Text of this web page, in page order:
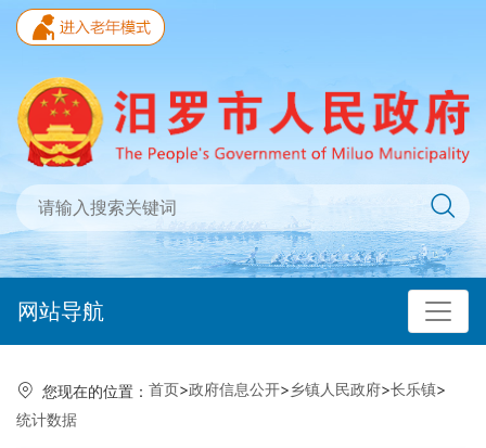
网站导航
您现在的位置： 首页>政府信息公开>乡镇人民政府>长乐镇>
统计数据